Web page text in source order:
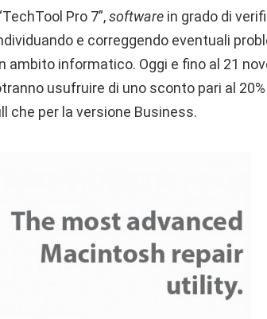
Pro 7”,software in grado di
e correggendo eventuali
informatico. Oggi e fino al 21
usufruire di uno sconto pari al
che per la versione Business.